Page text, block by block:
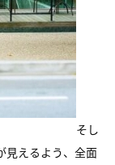
そし
見えるよう、全面